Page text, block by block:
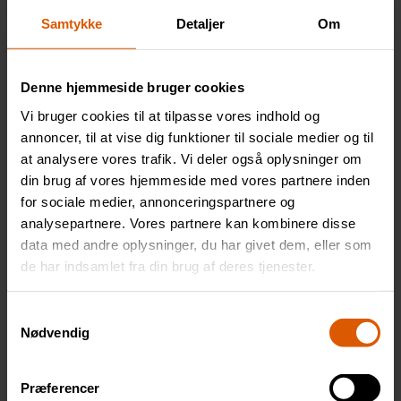
Samtykke Detaljer Om
Denne hjemmeside bruger cookies
Vi bruger cookies til at tilpasse vores indhold og
annoncer, til at vise dig funktioner til sociale medier og til
at analysere vores trafik. Vi deler også oplysninger om
din brug af vores hjemmeside med vores partnere inden
for sociale medier, annonceringspartnere og
analysepartnere. Vores partnere kan kombinere disse
data med andre oplysninger, du har givet dem, eller som
de har indsamlet fra din brug af deres tjenester.
Nødvendig
Præferencer
overfladen er våd desto mere effektiv er
opløsningen af ​​betonrester inden afspulning.
KALKFJERNER I BADEVÆRELSE
Opløsning af kalk i badeværelser er mest effektivt
med Foam Hammer som kan fortyndes 50% med
vand, hvis en laverestyrke ønskes.
OBS! Skyl af med rigelige mængder vand efter brug
BRUGSANVISNING
Påføres bedst med sprayer
Påfør ALTID på en tøroverflade
Virkningstid 15-45 minuter
Påfør flere gange ved behov, før afspulning